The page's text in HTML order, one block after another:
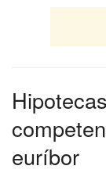
euríbor